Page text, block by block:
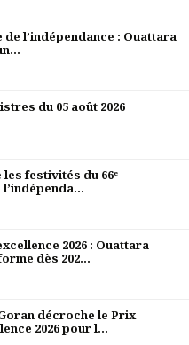
de l’indépendance : Ouattara
du 05 août 2026
festivités du 66ᵉ
2026 : Ouattara
dès 202...
décroche le Prix
2026 pour l...